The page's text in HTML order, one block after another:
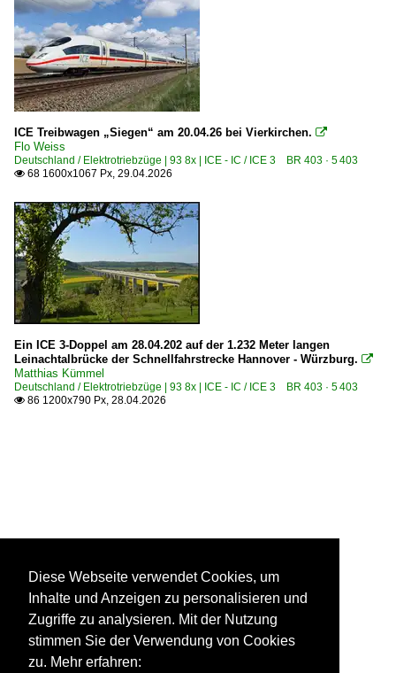
ICE Treibwagen „Siegen“ am 20.04.26 bei Vierkirchen. 
Flo Weiss
Deutschland / Elektrotriebzüge | 93 8x | ICE - IC / ICE 3 BR 403 · 5 403
 68 1600x1067 Px, 29.04.2026
Ein ICE 3-Doppel am 28.04.202 auf der 1.232 Meter langen
Leinachtalbrücke der Schnellfahrstrecke Hannover - Würzburg. 
Matthias Kümmel
Deutschland / Elektrotriebzüge | 93 8x | ICE - IC / ICE 3 BR 403 · 5 403
 86 1200x790 Px, 28.04.2026
Diese Webseite verwendet Cookies, um
Inhalte und Anzeigen zu personalisieren und
Zugriffe zu analysieren. Mit der Nutzung
stimmen Sie der Verwendung von Cookies
zu. Mehr erfahren: